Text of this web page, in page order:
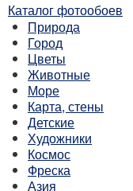
Каталог фотообоев
Природа
Город
Цветы
Животные
Море
Карта, стены
Детские
Художники
Космос
Фреска
Азия